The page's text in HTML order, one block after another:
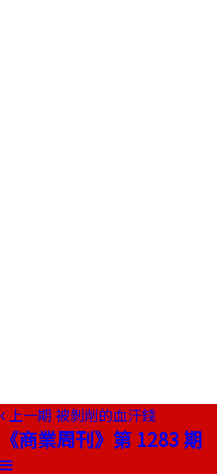
上一期 被剝削的血汗錢
《商業周刊》第 1283 期